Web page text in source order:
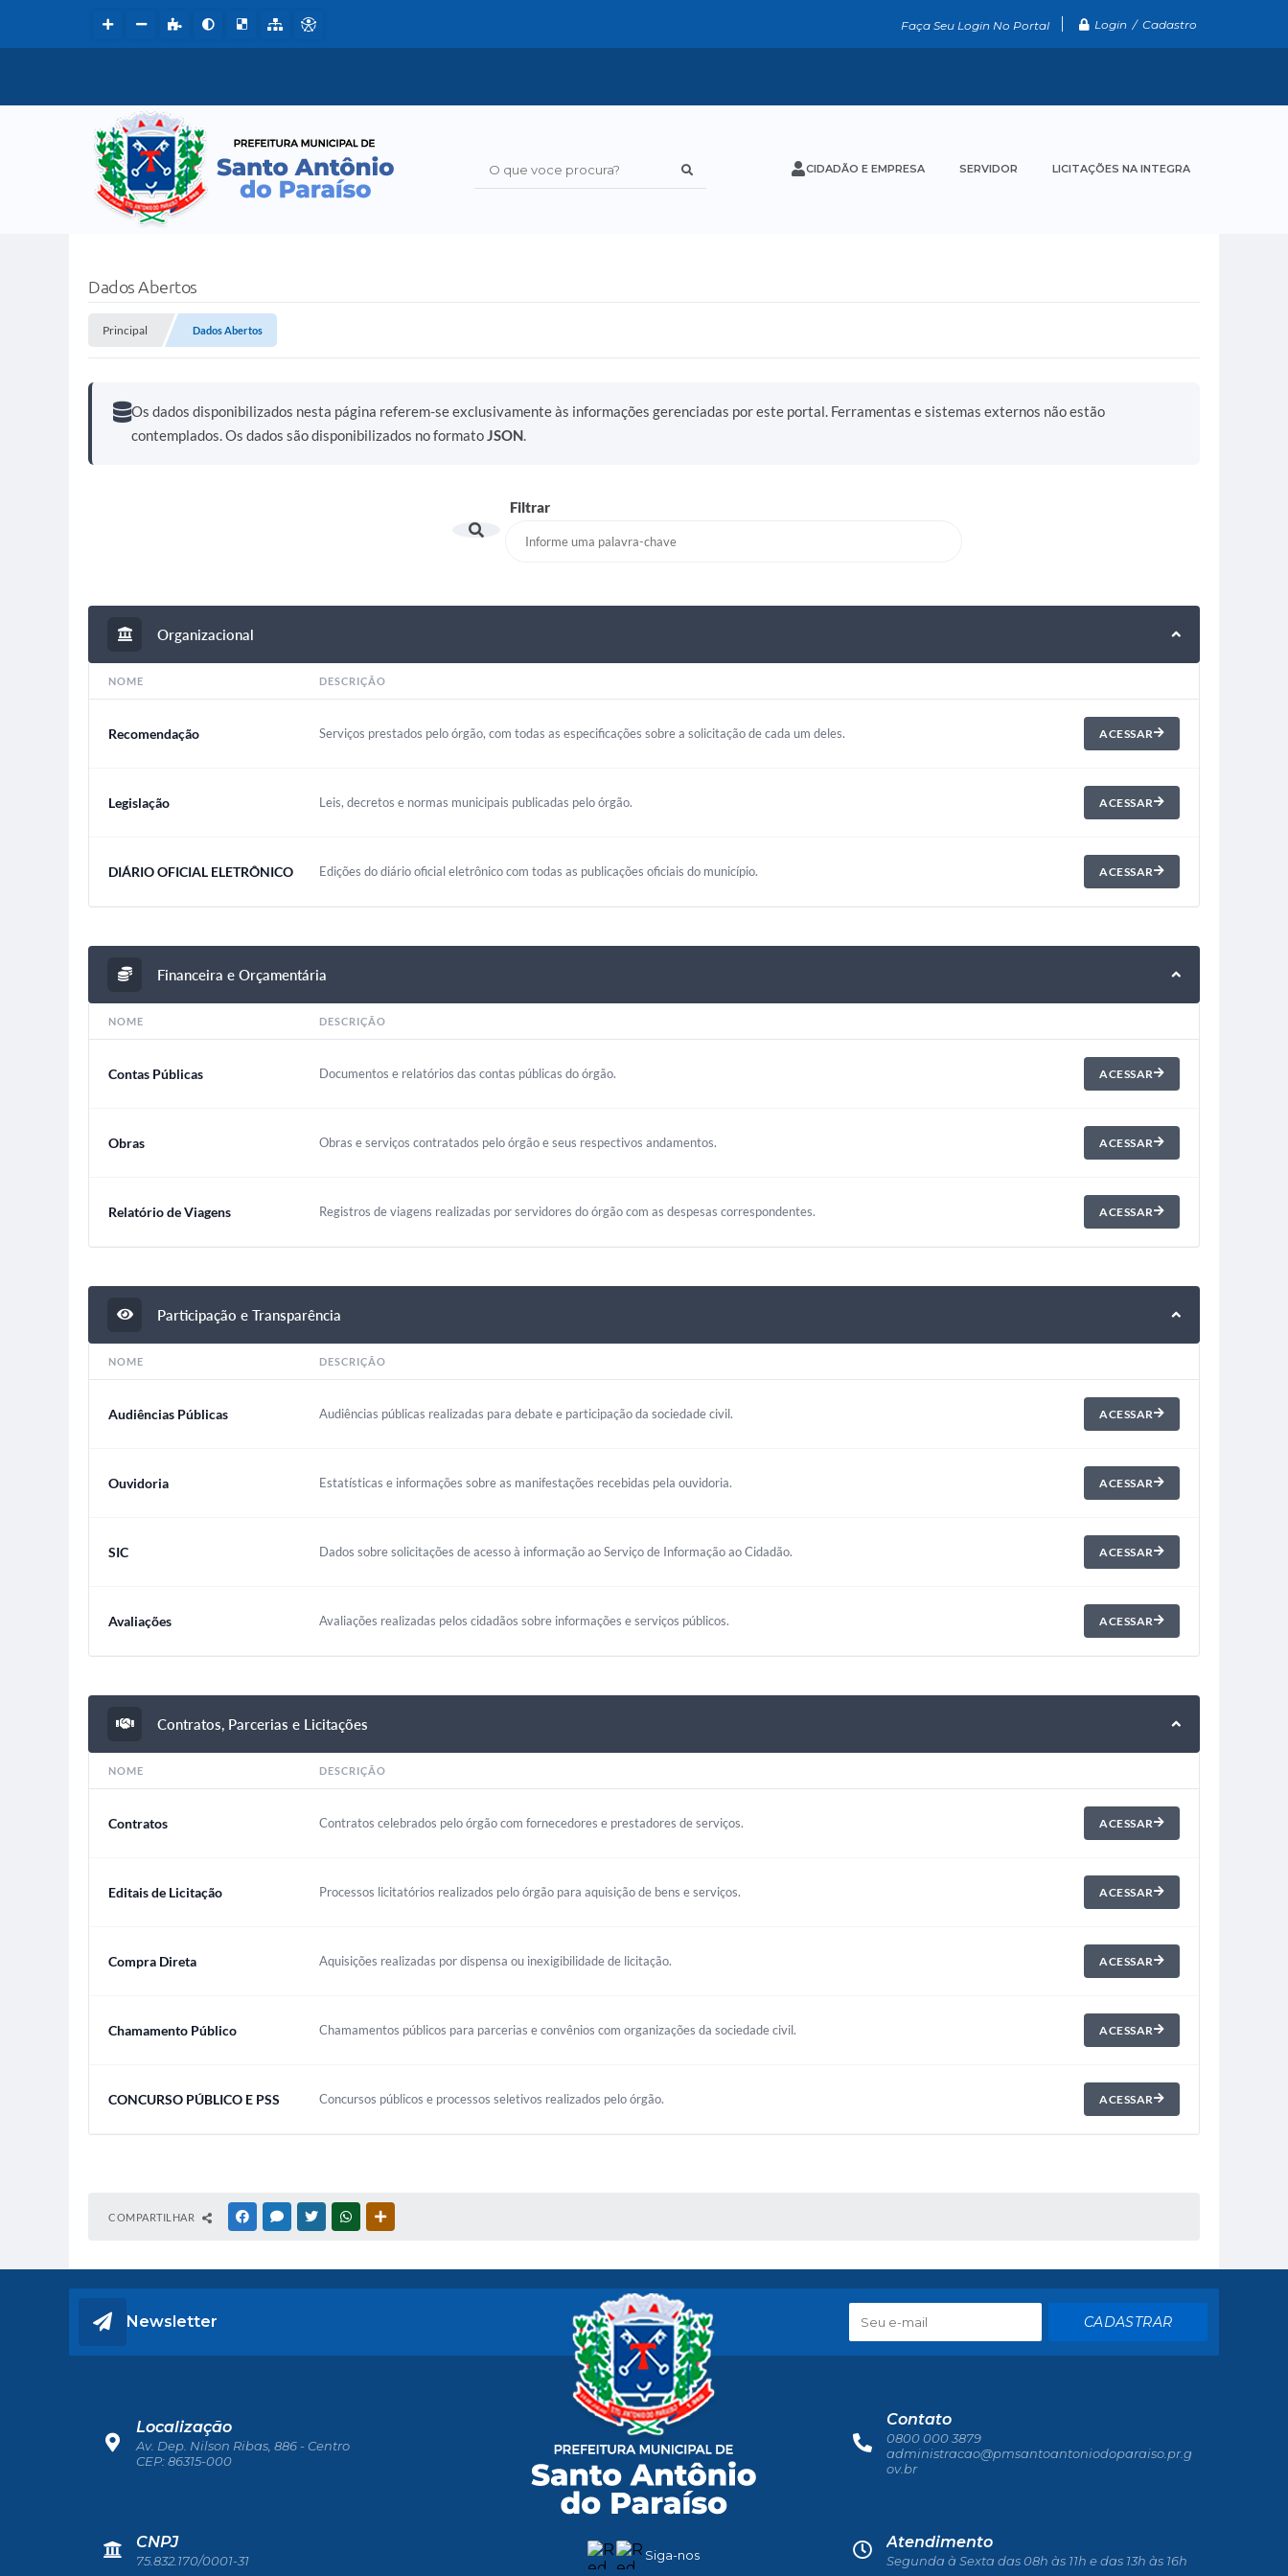
Faça Seu Login No Portal Login / Cadastro
O que voce procura? CIDADÃO E EMPRESA SERVIDOR LICITAÇÕES NA INTEGRA
Dados Abertos
Principal Dados Abertos
Os dados disponibilizados nesta página referem-se exclusivamente às informações gerenciadas por este portal. Ferramentas e sistemas externos não estão
contemplados. Os dados são disponibilizados no formatoJSON.
Filtrar
Organizacional
NOME DESCRIÇÃO
Recomendação Serviços prestados pelo órgão, com todas as especificações sobre a solicitação de cada um deles. ACESSAR
Legislação Leis, decretos e normas municipais publicadas pelo órgão. ACESSAR
DIÁRIO OFICIAL ELETRÔNICO Edições do diário oficial eletrônico com todas as publicações oficiais do município. ACESSAR
Financeira e Orçamentária
NOME DESCRIÇÃO
Contas Públicas Documentos e relatórios das contas públicas do órgão. ACESSAR
Obras Obras e serviços contratados pelo órgão e seus respectivos andamentos. ACESSAR
Relatório de Viagens Registros de viagens realizadas por servidores do órgão com as despesas correspondentes. ACESSAR
Participação e Transparência
NOME DESCRIÇÃO
Audiências Públicas Audiências públicas realizadas para debate e participação da sociedade civil. ACESSAR
Ouvidoria Estatísticas e informações sobre as manifestações recebidas pela ouvidoria. ACESSAR
SIC Dados sobre solicitações de acesso à informação ao Serviço de Informação ao Cidadão. ACESSAR
Avaliações Avaliações realizadas pelos cidadãos sobre informações e serviços públicos. ACESSAR
Contratos, Parcerias e Licitações
NOME DESCRIÇÃO
Contratos Contratos celebrados pelo órgão com fornecedores e prestadores de serviços. ACESSAR
Editais de Licitação Processos licitatórios realizados pelo órgão para aquisição de bens e serviços. ACESSAR
Compra Direta Aquisições realizadas por dispensa ou inexigibilidade de licitação. ACESSAR
Chamamento Público Chamamentos públicos para parcerias e convênios com organizações da sociedade civil. ACESSAR
CONCURSO PÚBLICO E PSS Concursos públicos e processos seletivos realizados pelo órgão. ACESSAR
COMPARTILHAR FACEBOOKMESSENGER
TWITTERWHATSAPP
Newsletter CADASTRAR
Siga-nos
Localização
Av. Dep. Nilson Ribas, 886 - Centro
CEP: 86315-000
Contato
0800 000 3879
administracao@pmsantoantoniodoparaiso.pr.g
ov.br
Atendimento
Segunda à Sexta das 08h às 11h e das 13h às 16h
CNPJ
75.832.170/0001-31